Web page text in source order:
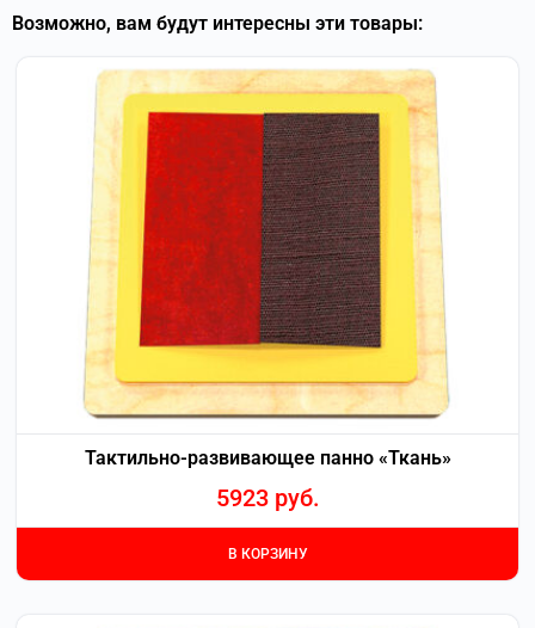
Возможно, вам будут интересны эти товары:
Тактильно-развивающее панно «Ткань»
5923 руб.
В КОРЗИНУ